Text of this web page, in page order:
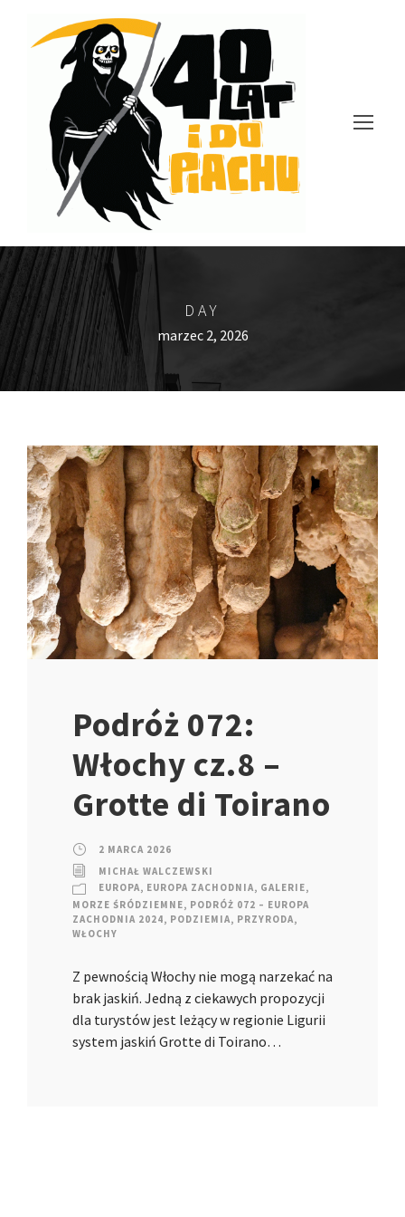
DAY
marzec 2, 2026
Podróż 072:
Włochy cz.8 –
Grotte di Toirano
2 MARCA 2026
MICHAŁ WALCZEWSKI
EUROPA, EUROPA ZACHODNIA, GALERIE,
MORZE ŚRÓDZIEMNE, PODRÓŻ 072 – EUROPA
ZACHODNIA 2024, PODZIEMIA, PRZYRODA,
WŁOCHY
Z pewnością Włochy nie mogą narzekać na
brak jaskiń. Jedną z ciekawych propozycji
dla turystów jest leżący w regionie Ligurii
system jaskiń Grotte di Toirano…